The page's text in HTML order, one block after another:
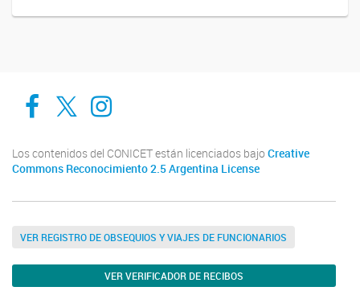
Cadic en RedCADIC Ushuaia
Cadic en Red
Los contenidos del CONICET están licenciados bajo Creative
Commons Reconocimiento 2.5 Argentina License
VER REGISTRO DE OBSEQUIOS Y VIAJES DE FUNCIONARIOS
VER VERIFICADOR DE RECIBOS